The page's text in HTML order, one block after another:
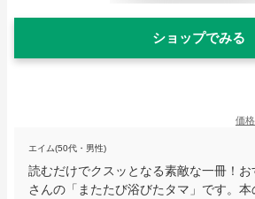
ショップでみる
価
エイム(50代・男性)
読むだけでクスッとなる素敵な一冊！
さんの「またたび浴びたタマ」です。本